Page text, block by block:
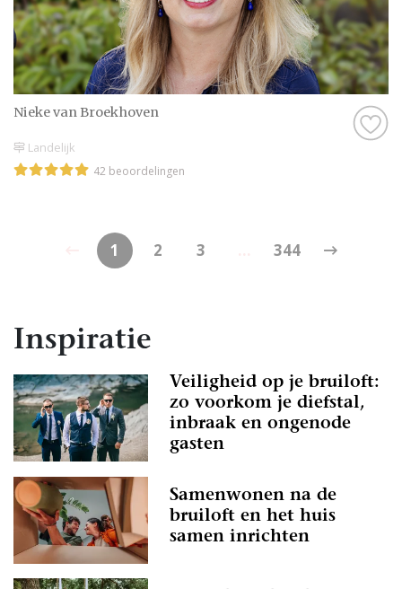
Nieke van Broekhoven
Landelijk
42 beoordelingen
1 2 3 344
Inspiratie
Veiligheid op je bruiloft:
zo voorkom je diefstal,
inbraak en ongenode
gasten
Samenwonen na de
bruiloft en het huis
samen inrichten